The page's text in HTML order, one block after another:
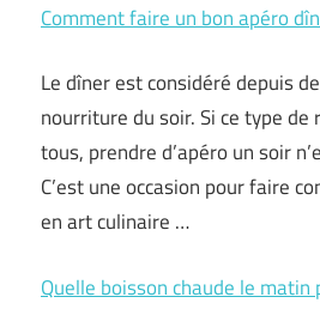
Comment faire un bon apéro
Le dîner est considéré depuis
nourriture du soir. Si ce type de
tous, prendre d’apéro un soir
C’est une occasion pour faire
en art culinaire …
Quelle boisson chaude le matin